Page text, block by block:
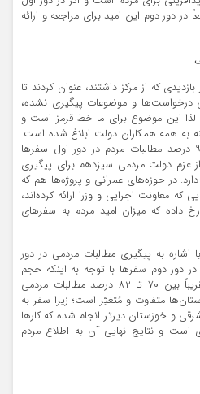
در دور دوم این امید برای مراجعه و ارائه
که از مرکز داشتند، عنوان کردند تا
درخواست‌ها و موضوعات پیگیری نشده،
لذا این موضوع برای ما خط قرمز است و
به همه همکاران دولت ابلاغ شده است.
امروز با افتخار اعلام می‌کنم که ۹۸ درصد مطالبات مردم در دور اول سفرها
عزم دولت مردمی سیزدهم برای پیگیری
در حوزه‌های عمرانی و پروژه‌ها هم که
که معاونت اجرایی و وزرا ارائه کرده‌اند،
رخ داده‌ که میزان امید مردم به سفرهای
به پیگیری مطالبات مردمی در دور
دور دوم سفرها با توجه به اینکه حجم
مکاتبات و موضوعات بالا بوده، تقریباً بین ۷۰ تا ۸۲ درصد مطالبات مردمی
متفاوت و مُتغیّر است؛ زیرا سفر به
و خوزستان دیرتر انجام شده که کارها
است و نتایج نهایی آن به اطلاع مردم